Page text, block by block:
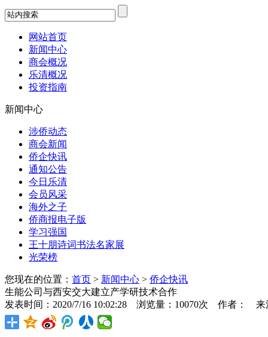
网站首页
新闻中心
商会概况
乐清概况
投资指南
新闻中心
涉侨动态
商会新闻
侨企快讯
通知公告
今日乐清
会员风采
海外之子
侨商报电子版
学习强国
王十朋诗词书法名家展
光荣榜
您现在的位置： 首页 > 新闻中心 > 侨企快讯
生能公司与西安交大建立产学研技术合作
发表时间：2020/7/16 10:02:28 浏览量：10070次 作者： 来